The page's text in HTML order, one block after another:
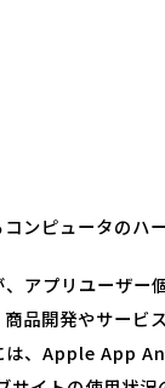
ピュータのハ
アプリユーザー
品開発やサービ
には、Apple